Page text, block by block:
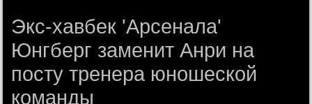
Экс-хавбек 'Арсенала'
Юнгберг заменит Анри на
посту тренера юношеской
команды